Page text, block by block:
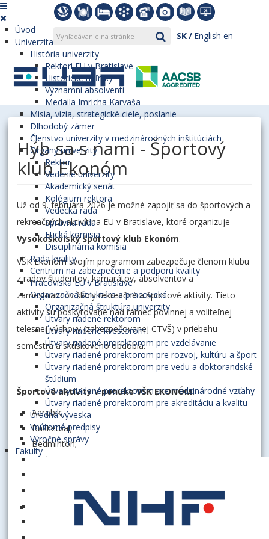
SK English en
Úvod
Univerzita
História univerzity
Rektori EU v Bratislave
Historické míľniky
Významní absolventi
Medaila Imricha Karvaša
Misia, vízia, strategické ciele, poslanie
Dlhodobý zámer
Členstvo univerzity v medzinárodných inštitúciách
Orgány univerzity
Rektor
Vedenie univerzity
Akademický senát
Kolégium rektora
Vedecká rada
Správna rada
Etická komisia
Disciplinárna komisia
Rada kvality
Centrum na zabezpečenie a podporu kvality
Pracoviská EU v Bratislave
Organizačná štruktúra a pracoviská
Organizačná štruktúra univerzity
Útvary riadené rektorom
Útvary riadené kvestorom
Útvary riadené prorektorom pre vzdelávanie
Útvary riadené prorektorom pre rozvoj, kultúru a šport
Útvary riadené prorektorom pre vedu a doktorandské
štúdium
Útvary riadené prorektorom pre medzinárodné vzťahy
Útvary riadené prorektorom pre akreditáciu a kvalitu
Úradná výveska
Vnútorné predpisy
Výročné správy
Fakulty
Hýb sa s nami - Športový
klub Ekonóm
Už od 9. februára 2026 je možné zapojiť sa do športových a
rekreačných aktivít na EU v Bratislave, ktoré organizuje
Vysokoškolský športový klub Ekonóm.
VŠK Ekonóm svojím programom zabezpečuje členom klubu
z radov študentov, kamarátov, absolventov a
zamestnancov školy rekreačné a športové aktivity. Tieto
aktivity sú poskytované nad rámec povinnej a voliteľnej
telesnej výchovy (zabezpečovanej CTVŠ) v priebehu
semestra a skúškového obdobia.
Športové aktivity v ponuke VŠK EKONÓM:
Aerobik;
Basketbal;
Bedminton;
BodyForming;